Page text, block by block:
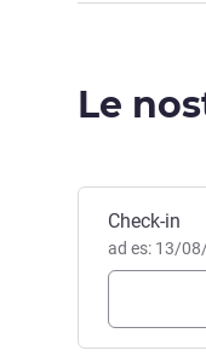
Le
Check-in
ad es: 13/